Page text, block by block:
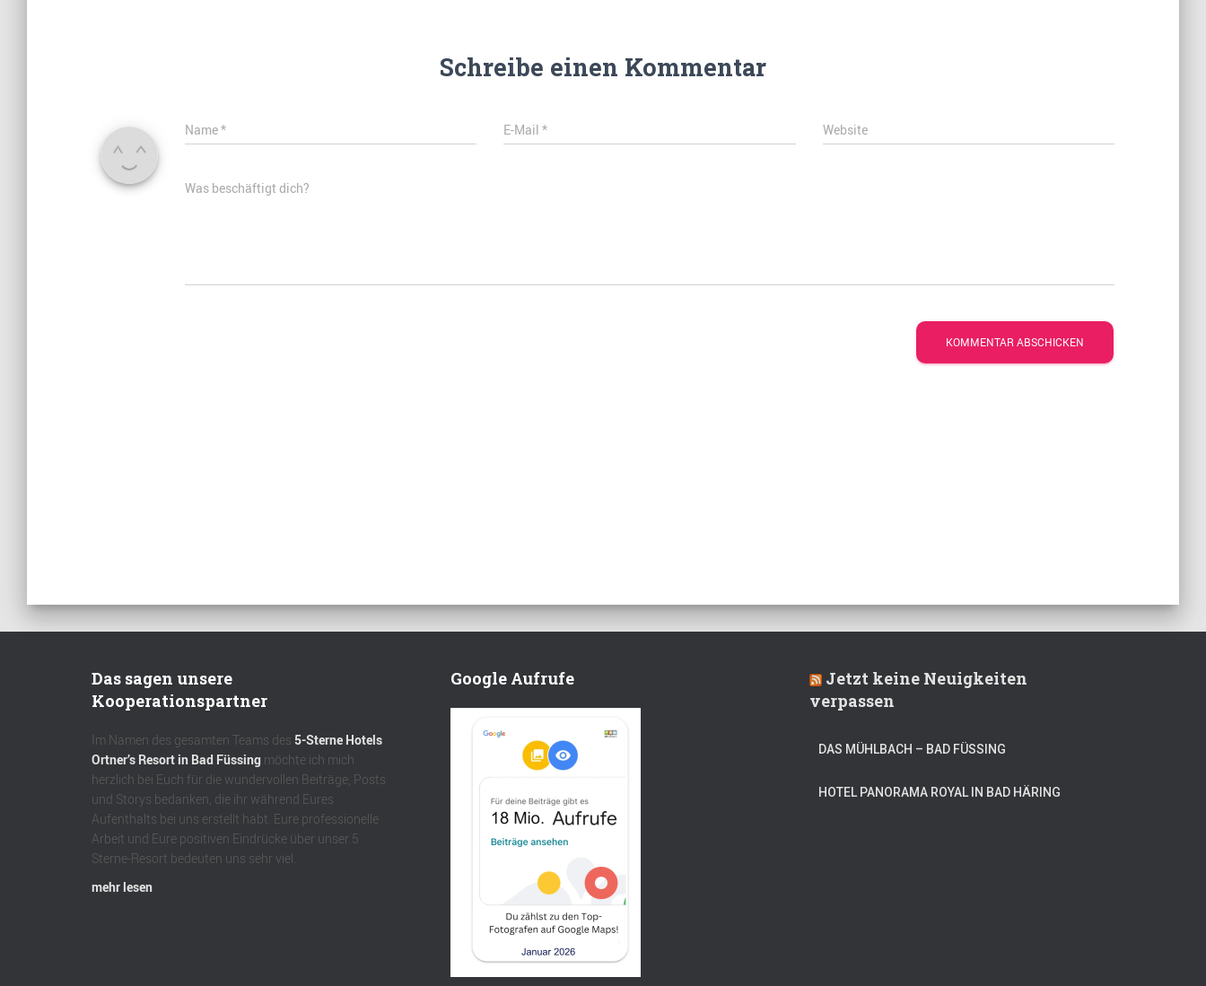
Schreibe einen Kommentar
Name* E-Mail* Website
Was beschäftigt dich?
Das sagen unsere
Kooperationspartner
Im Namen des gesamten Teams des 5-Sterne Hotels
Ortner’s Resort in Bad Füssing möchte ich mich
herzlich bei Euch für die wundervollen Beiträge, Posts
und Storys bedanken, die ihr während Eures
Aufenthalts bei uns erstellt habt. Eure professionelle
Arbeit und Eure positiven Eindrücke über unser 5
Sterne-Resort bedeuten uns sehr viel.
mehr lesen
Google Aufrufe
Jetzt keine Neuigkeiten
verpassen
DAS MÜHLBACH – BAD FÜSSING
HOTEL PANORAMA ROYAL IN BAD HÄRING